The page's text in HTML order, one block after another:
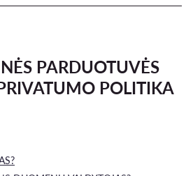
PARDUOTUVĖS
POLITIKA